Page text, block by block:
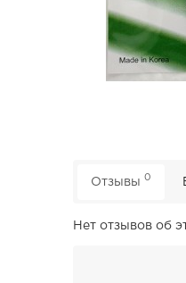
Отзывы 0
Нет отзывов об